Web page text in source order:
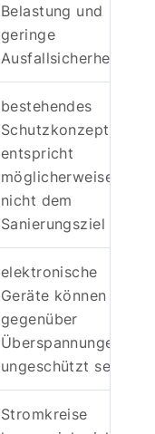
Belastung und
geringe
Ausfallsicherheit
bestehendes
Schutzkonzept
entspricht
möglicherweise
nicht dem
Sanierungsziel
elektronische
Geräte können
gegenüber
Überspannungen
ungeschützt sein
Stromkreise